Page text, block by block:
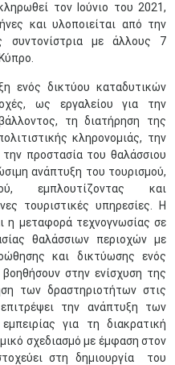
τον Ιούνιο του 2021,
και υλοποιείται από την
συντονίστρια με άλλους 7
ενός δικτύου καταδυτικών
ως εργαλείου για την
τη διατήρηση της
κληρονομιάς, την
προστασία του θαλάσσιου
ανάπτυξη του τουρισμού,
εμπλουτίζοντας και
τουριστικές υπηρεσίες. Η
η μεταφορά τεχνογνωσίας σε
θαλάσσιων περιοχών με
και δικτύωσης ενός
στην ενίσχυση της
των δραστηριοτήτων στις
την ανάπτυξη των
για τη διακρατική
σχεδιασμό με έμφαση στον
στη δημιουργία του